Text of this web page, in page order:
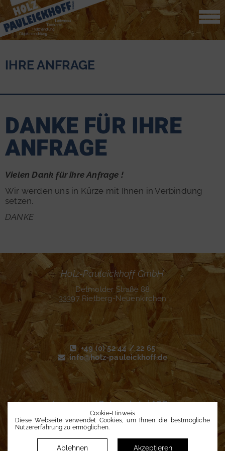
IHRE ANFRAGE
DANKE FÜR IHRE
ANFRAGE
Vielen Dank für ihre Anfrage !
Wir werden uns in Kürze mit Ihnen in Verbindung
setzen.
DANKE
Holz-Pauleickhoff GmbH
Detmolder Straße 88
33397 Rietberg-Neuenkirchen
+49 (0) 52 44 / 22 65
info@holz-pauleickhoff.de
Impressum|Datenschutz|AGB´s
Datenschutz­einstellungen
Cookie-Hinweis
Diese Webseite verwendet Cookies, um Ihnen die bestmögliche
Nutzererfahrung zu ermöglichen.
Ablehnen Akzeptieren